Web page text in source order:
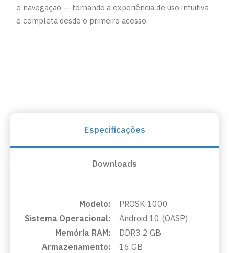
e navegação — tornando a experiência de uso intuitiva
e completa desde o primeiro acesso.
Especificações
Downloads
Modelo:
Sistema Operacional:
Memória RAM:
Armazenamento:
PROSK-1000
Android 10 (OASP)
DDR3 2 GB
16 GB